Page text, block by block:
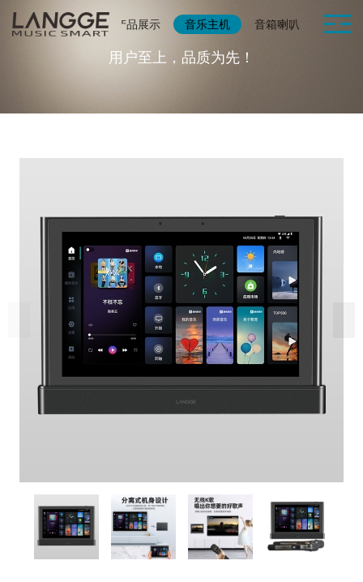
网站首页 产品展示 音乐主机 音箱喇叭 智能家
用户至上，品质为先！